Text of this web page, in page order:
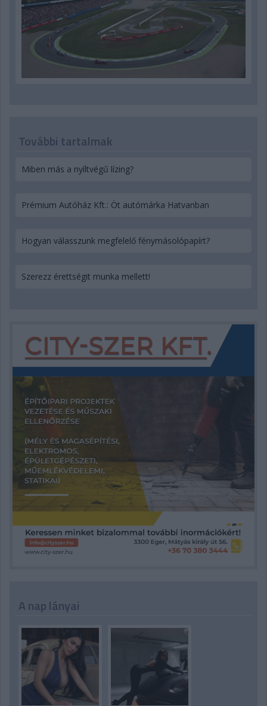
További tartalmak
Miben más a nyíltvégű lízing?
Prémium Autóház Kft.: Öt autómárka Hatvanban
Hogyan válasszunk megfelelő fénymásolópapírt?
Szerezz érettségit munka mellett!
A nap lányai